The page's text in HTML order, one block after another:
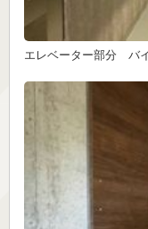
エレベーター部分 バ